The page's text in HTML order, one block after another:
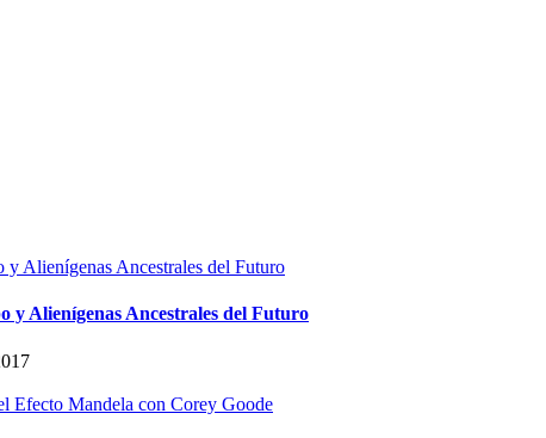
y Alienígenas Ancestrales del Futuro